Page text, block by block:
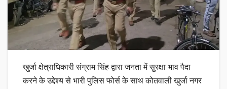
खुर्जा क्षेत्राधिकारी संग्राम सिंह द्वारा जनता में सुरक्षा भाव पैदा
करने के उद्देश्य से भारी पुलिस फोर्स के साथ कोतवाली खुर्जा नगर